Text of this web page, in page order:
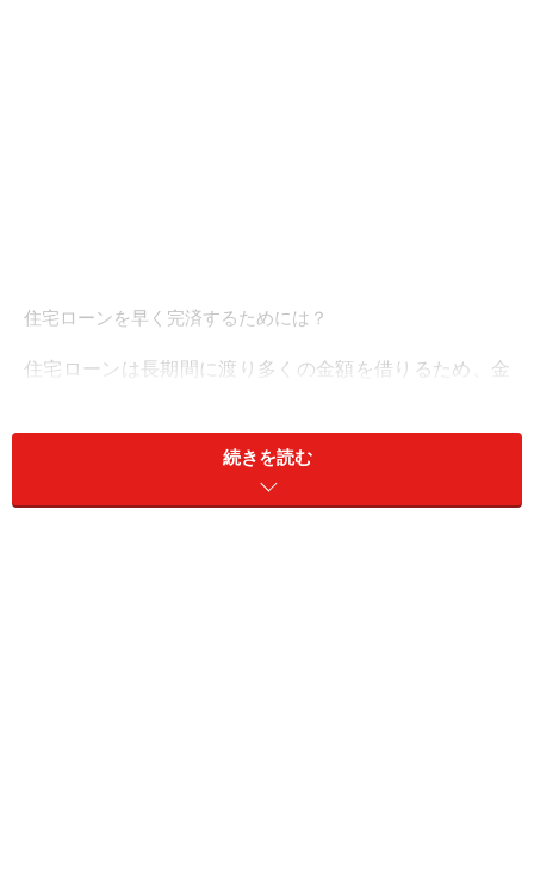
住宅ローンを早く完済するためには？
住宅ローンは長期間に渡り多くの金額を借りるため、金
3.0％で35年借りた場合、返済総額は4849万1100円にな
り、利息の合計は1849万1100円です。
続きを読む